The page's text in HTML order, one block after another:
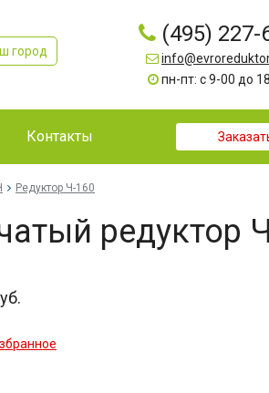
город
(495) 227-
пн-пт: с 9-00 до
Контакты
Редуктор Ч-160
редуктор